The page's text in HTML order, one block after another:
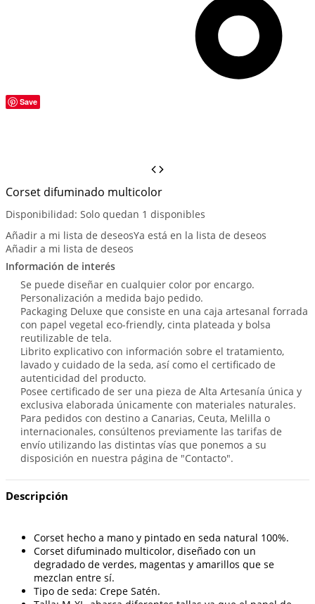
Save
Corset difuminado multicolor
Disponibilidad: Solo quedan 1 disponibles
Añadir a mi lista de deseosYa está en la lista de deseos
Añadir a mi lista de deseos
Información de interés
Se puede diseñar en cualquier color por encargo.
Personalización a medida bajo pedido.
Packaging Deluxe que consiste en una caja artesanal forrada
con papel vegetal eco-friendly, cinta plateada y bolsa
reutilizable de tela.
Librito explicativo con información sobre el tratamiento,
lavado y cuidado de la seda, así como el certificado de
autenticidad del producto.
Posee certificado de ser una pieza de Alta Artesanía única y
exclusiva elaborada únicamente con materiales naturales.
Para pedidos con destino a Canarias, Ceuta, Melilla o
internacionales, consúltenos previamente las tarifas de
envío utilizando las distintas vías que ponemos a su
disposición en nuestra página de "Contacto".
Descripción
Corset hecho a mano y pintado en seda natural 100%.
Corset difuminado multicolor, diseñado con un
degradado de verdes, magentas y amarillos que se
mezclan entre sí.
Tipo de seda: Crepe Satén.